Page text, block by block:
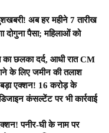
अब हर महीने 7 तारीख
पैसा; महिलाओं को
छलका दर्द, आधी रात CM
के लिए जमीन की तलाश
बड़ा एक्शन! 16 करोड़ के
कंसल्टेंट पर भी कार्रवाई
पनीर-घी के नाम पर